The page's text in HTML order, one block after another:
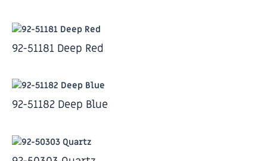
92-51181 Deep Red
92-51182 Deep Blue